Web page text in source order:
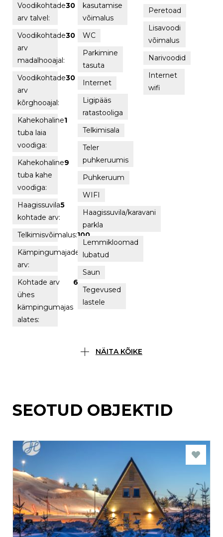
Voodikohtade
arv talvel:
30
Voodikohtade
arv
madalhooajal:
30
Voodikohtade
arv
kõrghooajal:
30
Kahekohaline
tuba laia
voodiga:
1
Kahekohaline
tuba kahe
voodiga:
9
Haagissuvila
kohtade arv:
5
Telkimisvõimalus:100
Kämpingumajade
arv:
2
Kohtade arv
ühes
kämpingumajas
alates:
6
kasutamise
võimalus
WC
Parkimine
tasuta
Internet
Ligipääs
ratastooliga
Telkimisala
Teler
puhkeruumis
Puhkeruum
WIFI
Haagissuvila/karavani
parkla
Lemmikloomad
lubatud
Saun
Tegevused
lastele
Peretoad
Lisavoodi
võimalus
Narivoodid
Internet
wifi
NÄITA KÕIKE
SEOTUD OBJEKTID